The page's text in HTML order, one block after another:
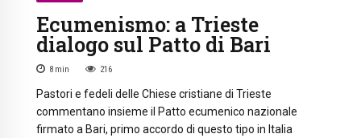
Ecumenismo: a Trieste
dialogo sul Patto di Bari
8 min 216
Pastori e fedeli delle Chiese cristiane di Trieste
commentano insieme il Patto ecumenico nazionale
firmato a Bari, primo accordo di questo tipo in Italia